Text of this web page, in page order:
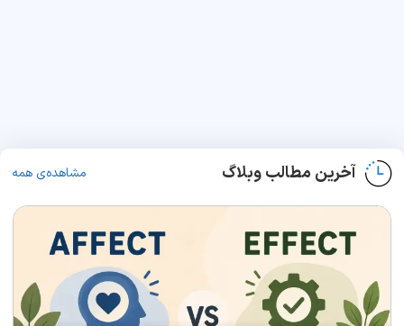
آخرین مطالب وبلاگ مشاهده‌ی همه